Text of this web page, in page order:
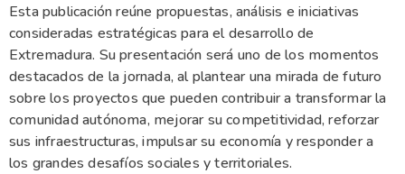
Esta publicación reúne propuestas, análisis e iniciativas
consideradas estratégicas para el desarrollo de
Extremadura. Su presentación será uno de los momentos
destacados de la jornada, al plantear una mirada de futuro
sobre los proyectos que pueden contribuir a transformar la
comunidad autónoma, mejorar su competitividad, reforzar
sus infraestructuras, impulsar su economía y responder a
los grandes desafíos sociales y territoriales.